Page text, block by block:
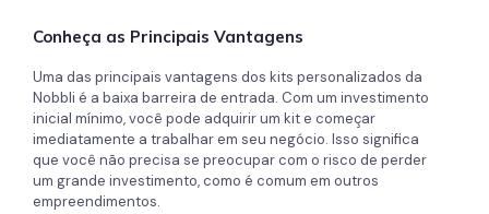
Conheça as Principais Vantagens
Uma das principais vantagens dos kits personalizados da
Nobbli é a baixa barreira de entrada. Com um investimento
inicial mínimo, você pode adquirir um kit e começar
imediatamente a trabalhar em seu negócio. Isso significa
que você não precisa se preocupar com o risco de perder
um grande investimento, como é comum em outros
empreendimentos.